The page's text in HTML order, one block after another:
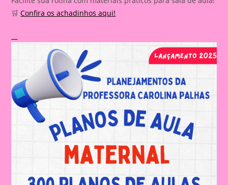
🛒Confira os achadinhos aqui!